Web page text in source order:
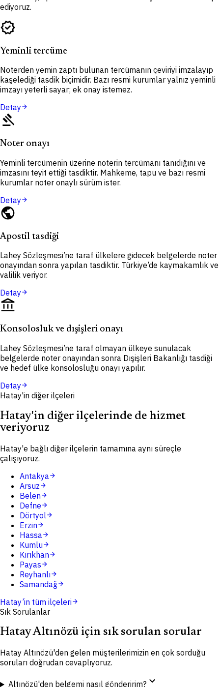
ediyoruz.
verified
Yeminli tercüme
Noterden yemin zaptı bulunan tercümanın çeviriyi imzalayıp
kaşelediği tasdik biçimidir. Bazı resmi kurumlar yalnız yeminli
imzayı yeterli sayar; ek onay istemez.
Detayarrow_forward
gavel
Noter onayı
Yeminli tercümenin üzerine noterin tercümanı tanıdığını ve
imzasını teyit ettiği tasdiktir. Mahkeme, tapu ve bazı resmi
kurumlar noter onaylı sürüm ister.
Detayarrow_forward
public
Apostil tasdiği
Lahey Sözleşmesi’ne taraf ülkelere gidecek belgelerde noter
onayından sonra yapılan tasdiktir. Türkiye’de kaymakamlık ve
valilik veriyor.
Detayarrow_forward
account_balance
Konsolosluk ve dışişleri onayı
Lahey Sözleşmesi’ne taraf olmayan ülkeye sunulacak
belgelerde noter onayından sonra Dışişleri Bakanlığı tasdiği
ve hedef ülke konsolosluğu onayı yapılır.
Detayarrow_forward
Hatay'in diğer ilçeleri
Hatay'in diğer ilçelerinde de hizmet
veriyoruz
Hatay'e bağlı diğer ilçelerin tamamına aynı süreçle
çalışıyoruz.
Antakyaarrow_forward
Arsuzarrow_forward
Belenarrow_forward
Defnearrow_forward
Dörtyolarrow_forward
Erzinarrow_forward
Hassaarrow_forward
Kumluarrow_forward
Kırıkhanarrow_forward
Payasarrow_forward
Reyhanlıarrow_forward
Samandağarrow_forward
Hatay’in tüm ilçeleriarrow_forward
Sık Sorulanlar
Hatay Altınözü için sık sorulan sorular
Hatay Altınözü'den gelen müşterilerimizin en çok sorduğu
soruları doğrudan cevaplıyoruz.
Altınözü'den belgemi nasıl gönderirim?expand_more